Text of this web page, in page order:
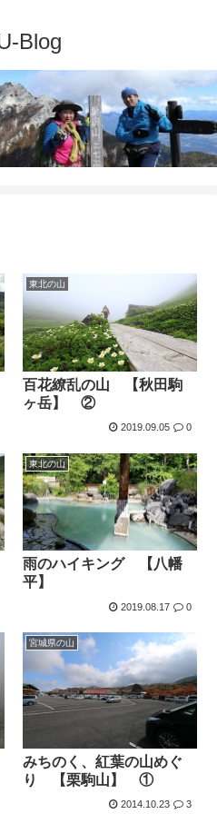
東北の山
百花繚乱の山 【秋田駒
ヶ岳】 ②
2019.09.05 0
東北の山
雨のハイキング 【八幡
平】
2019.08.17 0
宮城県の山
みちのく、紅葉の山めぐ
り 【栗駒山】 ①
2014.10.23 3